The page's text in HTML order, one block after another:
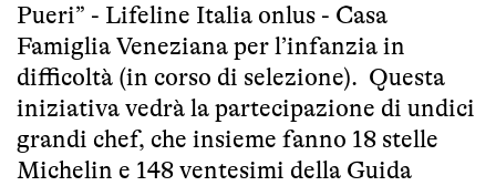
Pueri” - Lifeline Italia onlus - Casa
Famiglia Veneziana per l’infanzia in
difficoltà (in corso di selezione). Questa
iniziativa vedrà la partecipazione di undici
grandi chef, che insieme fanno 18 stelle
Michelin e 148 ventesimi della Guida